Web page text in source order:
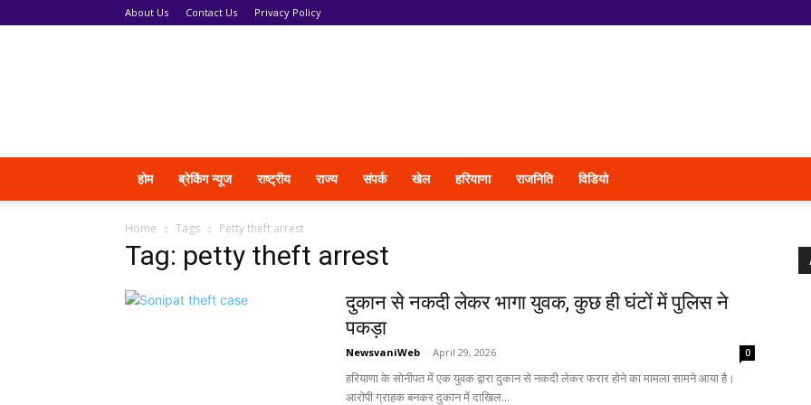
About Us Contact Us Privacy Policy
होम ब्रेकिंग न्यूज राष्ट्रीय राज्य संपर्क खेल हरियाणा राजनिति विडियो
Home Tags Petty theft arrest
Tag: petty theft arrest
दुकान से नकदी लेकर भागा युवक, कुछ ही घंटों में पुलिस ने
पकड़ा
NewsvaniWeb - April 29, 2026 0
हरियाणा के सोनीपत में एक युवक द्वारा दुकान से नकदी लेकर फरार होने का मामला सामने आया है।
आरोपी ग्राहक बनकर दुकान में दाखिल...